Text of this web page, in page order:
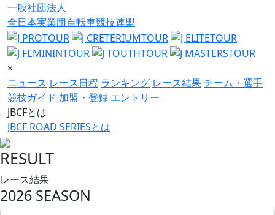
一般社団法人
全日本実業団自転車競技連盟
×
ニュース レース日程 ランキング レース結果チーム・選手
競技ガイド 加盟・登録 エントリー
JBCFとは
JBCF ROAD SERIESとは
RESULT
レース結果
2026 SEASON